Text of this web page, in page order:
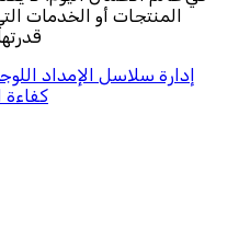
المنتجات أو الخدمات
إدارة سلاسل الإمداد
كفاءة